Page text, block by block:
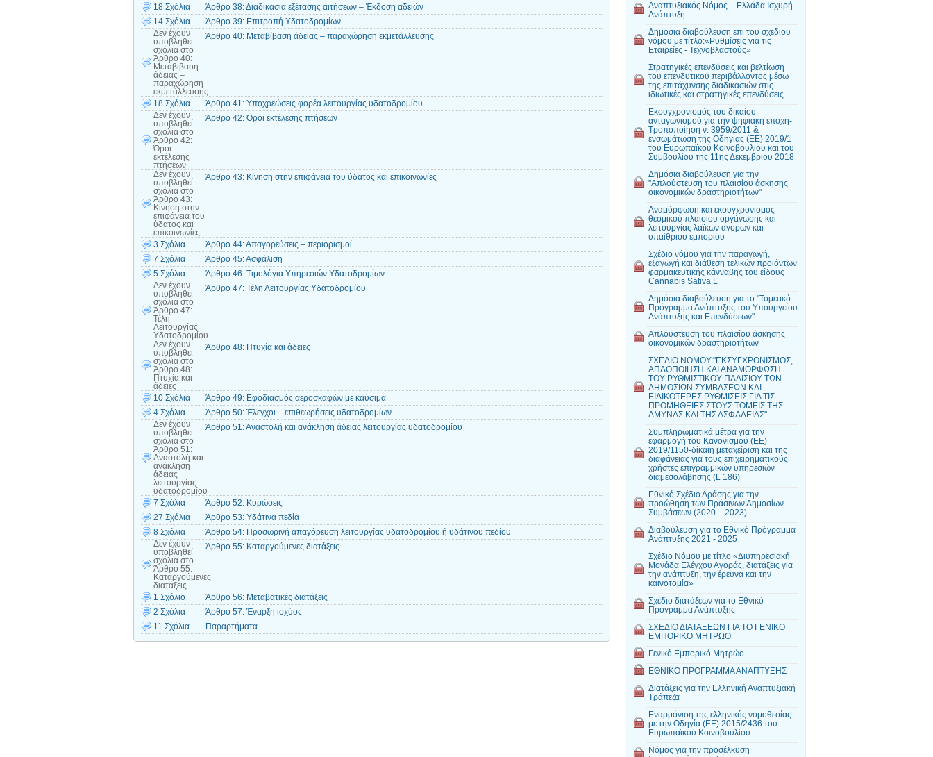
18 Σχόλια
Άρθρο 38: Διαδικασία εξέτασης αιτήσεων – Έκδοση αδειών
14 Σχόλια
Άρθρο 39: Επιτροπή Υδατοδρομίων
Δεν έχουν
υποβληθεί
σχόλια στο
Άρθρο 40:
Μεταβίβαση
άδειας –
παραχώρηση
εκμετάλλευσης
Άρθρο 40: Μεταβίβαση άδειας – παραχώρηση εκμετάλλευσης
18 Σχόλια
Άρθρο 41: Υποχρεώσεις φορέα λειτουργίας υδατοδρομίου
Δεν έχουν
υποβληθεί
σχόλια στο
Άρθρο 42:
Όροι
εκτέλεσης
πτήσεων
Άρθρο 42: Όροι εκτέλεσης πτήσεων
Δεν έχουν
υποβληθεί
σχόλια στο
Άρθρο 43:
Κίνηση στην
επιφάνεια του
ύδατος και
επικοινωνίες
Άρθρο 43: Κίνηση στην επιφάνεια του ύδατος και επικοινωνίες
3 Σχόλια
Άρθρο 44: Απαγορεύσεις – περιορισμοί
7 Σχόλια
Άρθρο 45: Ασφάλιση
5 Σχόλια
Άρθρο 46: Τιμολόγια Υπηρεσιών Υδατοδρομίων
Δεν έχουν
υποβληθεί
σχόλια στο
Άρθρο 47:
Τέλη
Λειτουργίας
Υδατοδρομίου
Άρθρο 47: Τέλη Λειτουργίας Υδατοδρομίου
Δεν έχουν
υποβληθεί
σχόλια στο
Άρθρο 48:
Πτυχία και
άδειες
Άρθρο 48: Πτυχία και άδειες
10 Σχόλια
Άρθρο 49: Εφοδιασμός αεροσκαφών με καύσιμα
4 Σχόλια
Άρθρο 50: Έλεγχοι – επιθεωρήσεις υδατοδρομίων
Δεν έχουν
υποβληθεί
σχόλια στο
Άρθρο 51:
Αναστολή και
ανάκληση
άδειας
λειτουργίας
υδατοδρομίου
Άρθρο 51: Αναστολή και ανάκληση άδειας λειτουργίας υδατοδρομίου
7 Σχόλια
Άρθρο 52: Κυρώσεις
27 Σχόλια
Άρθρο 53: Υδάτινα πεδία
8 Σχόλια
Άρθρο 54: Προσωρινή απαγόρευση λειτουργίας υδατοδρομίου ή υδάτινου πεδίου
Δεν έχουν
υποβληθεί
σχόλια στο
Άρθρο 55:
Καταργούμενες
διατάξεις
Άρθρο 55: Καταργούμενες διατάξεις
1 Σχόλιο
Άρθρο 56: Μεταβατικές διατάξεις
2 Σχόλια
Άρθρο 57: Έναρξη ισχύος
11 Σχόλια
Παραρτήματα
Αναπτυξιακός Νόμος – Ελλάδα Ισχυρή
Ανάπτυξη
Δημόσια διαβούλευση επί του σχεδίου
νόμου με τίτλο:«Ρυθμίσεις για τις
Εταιρείες - Τεχνοβλαστούς»
Στρατηγικές επενδύσεις και βελτίωση
του επενδυτικού περιβάλλοντος μέσω
της επιτάχυνσης διαδικασιών στις
ιδιωτικές και στρατηγικές επενδύσεις
Εκσυγχρονισμός του δικαίου
ανταγωνισμού για την ψηφιακή εποχή-
Τροποποίηση ν. 3959/2011 &
ενσωμάτωση της Οδηγίας (ΕΕ) 2019/1
του Ευρωπαϊκού Κοινοβουλίου και του
Συμβουλίου της 11ης Δεκεμβρίου 2018
Δημόσια διαβούλευση για την
"Απλούστευση του πλαισίου άσκησης
οικονομικών δραστηριοτήτων"
Αναμόρφωση και εκσυγχρονισμός
θεσμικού πλαισίου οργάνωσης και
λειτουργίας λαϊκών αγορών και
υπαίθριου εμπορίου
Σχέδιο νόμου για την παραγωγή,
εξαγωγή και διάθεση τελικών προϊόντων
φαρμακευτικής κάνναβης του είδους
Cannabis Sativa L
Δημόσια διαβούλευση για το "Τομεακό
Πρόγραμμα Ανάπτυξης του Υπουργείου
Ανάπτυξης και Επενδύσεων"
Απλούστευση του πλαισίου άσκησης
οικονομικών δραστηριοτήτων
ΣΧΕΔΙΟ ΝΟΜΟΥ:"ΕΚΣΥΓΧΡΟΝΙΣΜΟΣ,
ΑΠΛΟΠΟΙΗΣΗ ΚΑΙ ΑΝΑΜΟΡΦΩΣΗ
ΤΟΥ ΡΥΘΜΙΣΤΙΚΟΥ ΠΛΑΙΣΙΟΥ ΤΩΝ
ΔΗΜΟΣΙΩΝ ΣΥΜΒΑΣΕΩΝ ΚΑΙ
ΕΙΔΙΚΟΤΕΡΕΣ ΡΥΘΜΙΣΕΙΣ ΓΙΑ ΤΙΣ
ΠΡΟΜΗΘΕΙΕΣ ΣΤΟΥΣ ΤΟΜΕΙΣ ΤΗΣ
ΑΜΥΝΑΣ ΚΑΙ ΤΗΣ ΑΣΦΑΛΕΙΑΣ"
Συμπληρωματικά μέτρα για την
εφαρμογή του Κανονισμού (ΕΕ)
2019/1150-δίκαιη μεταχείριση και της
διαφάνειας για τους επιχειρηματικούς
χρήστες επιγραμμικών υπηρεσιών
διαμεσολάβησης (L 186)
Εθνικό Σχέδιο Δράσης για την
προώθηση των Πράσινων Δημοσίων
Συμβάσεων (2020 – 2023)
Διαβούλευση για το Εθνικό Πρόγραμμα
Ανάπτυξης 2021 - 2025
Σχέδιο Νόμου με τίτλο «Διυπηρεσιακή
Μονάδα Ελέγχου Αγοράς, διατάξεις για
την ανάπτυξη, την έρευνα και την
καινοτομία»
Σχέδιο διατάξεων για το Εθνικό
Πρόγραμμα Ανάπτυξης
ΣΧΕΔΙΟ ΔΙΑΤΑΞΕΩΝ ΓΙΑ ΤΟ ΓΕΝΙΚΟ
ΕΜΠΟΡΙΚΟ ΜΗΤΡΩΟ
Γενικό Εμπορικό Μητρώο
ΕΘΝΙΚΟ ΠΡΟΓΡΑΜΜΑ ΑΝΑΠΤΥΞΗΣ
Διατάξεις για την Ελληνική Αναπτυξιακή
Τράπεζα
Εναρμόνιση της ελληνικής νομοθεσίας
με την Οδηγία (ΕΕ) 2015/2436 του
Ευρωπαϊκού Κοινοβουλίου
Νόμος για την προσέλκυση